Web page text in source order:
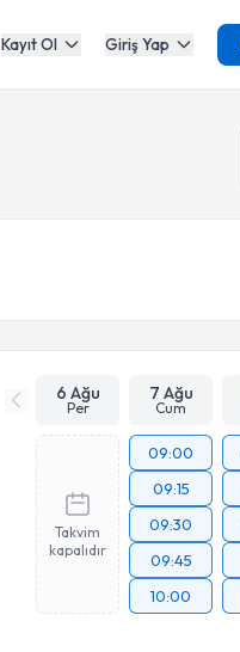
Kayıt Ol Giriş Yap
6 Ağu
Per
7 Ağu
Cum
Takvim
kapalıdır
09:00
09:15
09:30
09:45
10:00